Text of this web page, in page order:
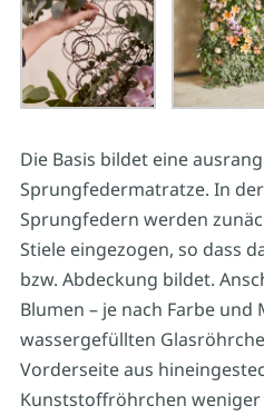
Die Basis bildet eine
Sprungfedermatratze. In
Sprungfedern werden
Stiele eingezogen, so dass
bzw. Abdeckung bildet.
Blumen – je nach Farbe und
wassergefüllten
Vorderseite aus
Kunststoffröhrchen